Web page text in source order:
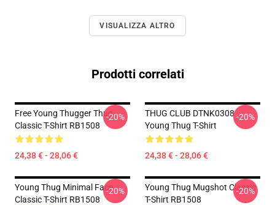
VISUALIZZA ALTRO
Prodotti correlati
Free Young Thugger Thug
Classic T-Shirt RB1508
24,38 € - 28,06 €
-20%
THUG CLUB DTNK0308
Young Thug T-Shirt
24,38 € - 28,06 €
-20%
Young Thug Minimal Face
Classic T-Shirt RB1508
-20%
Young Thug Mugshot Classic
T-Shirt RB1508
-20%